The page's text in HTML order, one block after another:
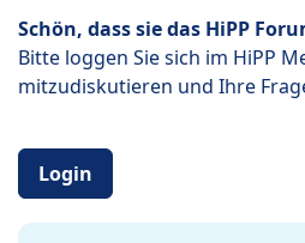
Schön, dass sie das HiPP
Bitte loggen Sie sich im HiPP
mitzudiskutieren und Ihre
Login